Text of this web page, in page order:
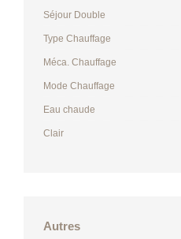
Séjour Double
Type Chauffage
Méca. Chauffage
Mode Chauffage
Eau chaude
Clair
Autres